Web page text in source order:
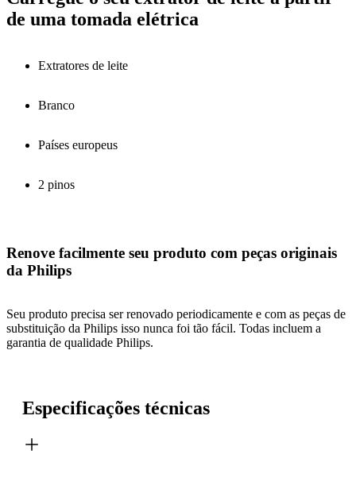
de uma tomada elétrica
Extratores de leite
Branco
Países europeus
2 pinos
Renove facilmente seu produto com peças originais
da Philips
Seu produto precisa ser renovado periodicamente e com as peças de
substituição da Philips isso nunca foi tão fácil. Todas incluem a
garantia de qualidade Philips.
Especificações técnicas